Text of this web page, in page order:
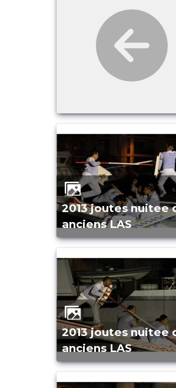
2013 joutes nuitee des
anciens LAS
2013 joutes nuitee des
anciens LAS